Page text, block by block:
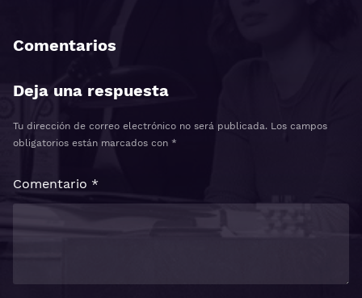
Comentarios
Deja una respuesta
Tu dirección de correo electrónico no será publicada. Los campos
obligatorios están marcados con *
Comentario *